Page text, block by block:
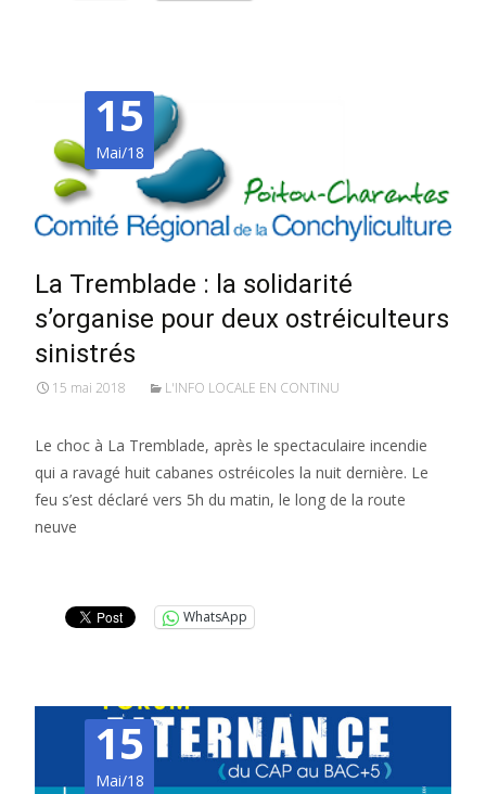
15
Mai/18
La Tremblade : la solidarité
s’organise pour deux ostréiculteurs
sinistrés
15 mai 2018 L'INFO LOCALE EN CONTINU
Le choc à La Tremblade, après le spectaculaire incendie
qui a ravagé huit cabanes ostréicoles la nuit dernière. Le
feu s’est déclaré vers 5h du matin, le long de la route
neuve
WhatsApp
15
Mai/18